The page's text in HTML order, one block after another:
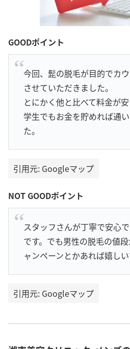
GOODポイント
今回、髭の脱毛が目的でカ
させていただきました。
とにかく他と比べて料金が安
学生でもお金を貯めれば通
た。
引用元: Googleマップ
NOT GOODポイント
スタッフさんが丁寧で安心
です。でも男性の脱毛の値
ャンペーンとかあれば嬉しい
引用元: Googleマップ